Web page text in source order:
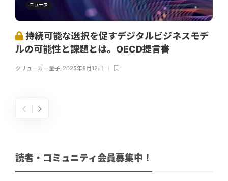
ニュース
持続可能な選択を促すデジタルビジネスモデ
ルの可能性と課題とは。OECD提言書
クリューガー量子, 2025年8月12日
読者・コミュニティ会員募集中！